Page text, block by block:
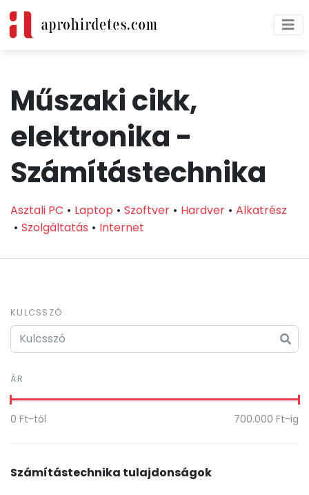
Műszaki cikk,
elektronika -
Számítástechnika
Asztali PC Laptop Szoftver Hardver
Alkatrész
Szolgáltatás
Internet
KULCSSZÓ
ÁR
0 Ft-tól 700.000 Ft-ig
Számítástechnika tulajdonságok